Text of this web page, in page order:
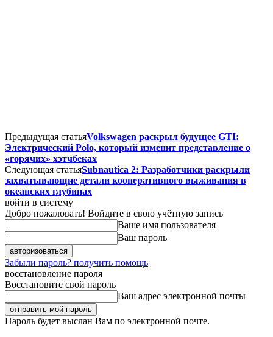
Предыдущая статьяVolkswagen раскрыл будущее GTI:
Электрический Polo, который изменит представление о
«горячих» хэтчбеках
Следующая статьяSubnautica 2: Разработчики раскрыли
захватывающие детали кооперативного выживания в
океанских глубинах
войти в систему
Добро пожаловать! Войдите в свою учётную запись
Ваше имя пользователя
Ваш пароль
Забыли пароль? получить помощь
восстановление пароля
Восстановите свой пароль
Ваш адрес электронной почты
Пароль будет выслан Вам по электронной почте.